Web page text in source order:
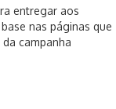
entregar aos
nas páginas que
campanha